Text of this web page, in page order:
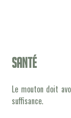
Santé
Le mouton doit
suffisance.